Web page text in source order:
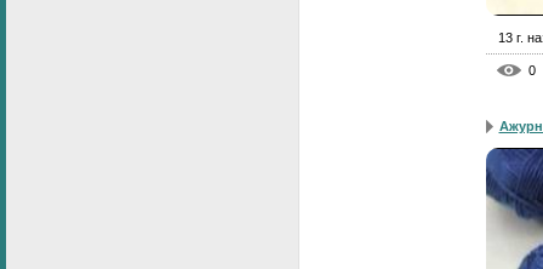
13 г.
0